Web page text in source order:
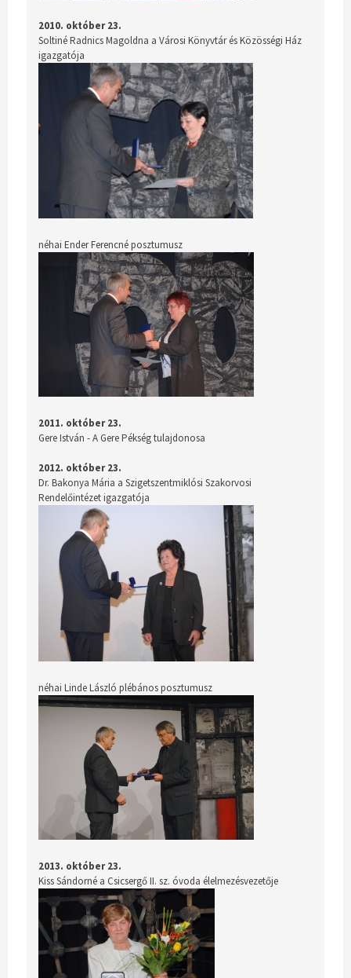
2010. október 23.
Soltiné Radnics Magoldna a Városi Könyvtár és Közösségi Ház
igazgatója
néhai Ender Ferencné posztumusz
2011. október 23.
Gere István - A Gere Pékség tulajdonosa
2012. október 23.
Dr. Bakonya Mária a Szigetszentmiklósi Szakorvosi
Rendelőintézet igazgatója
néhai Linde László plébános posztumusz
2013. október 23.
Kiss Sándorné a Csicsergő II. sz. óvoda élelmezésvezetője